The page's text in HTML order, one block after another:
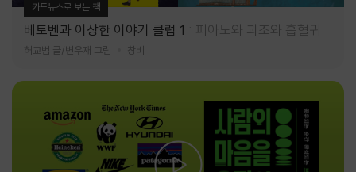
카드뉴스로 보는 책
베토벤과 이상한 이야기 클럽 1 피아노와 괴조와 흡혈귀
허교범 글/변우재 그림 창비